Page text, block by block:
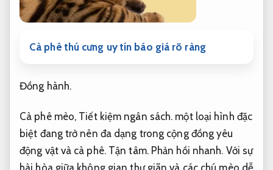
Cà phê thú cưng uy tín báo giá rõ ràng
Đồng hành.
Cà phê mèo, Tiết kiệm ngân sách. một loại hình đặc
biệt đang trở nên đa dạng trong cộng đồng yêu
động vật và cà phê. Tận tâm. Phản hồi nhanh. Với sự
hài hòa giữa không gian thư giãn và các chú mèo dễ